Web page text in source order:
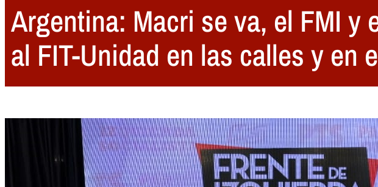
Argentina: Macri se va, el FMI y
al FIT-Unidad en las calles y en